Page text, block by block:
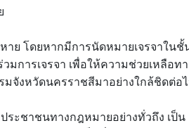
าย โดยหากมีการนัดหมายเจรจาในชั้
การเจรจา เพื่อให้ความช่วยเหลือท
จังหวัดนครราชสีมาอย่างใกล้ชิดต่อ
ะชาชนทางกฎหมายอย่างทั่วถึง เป็น